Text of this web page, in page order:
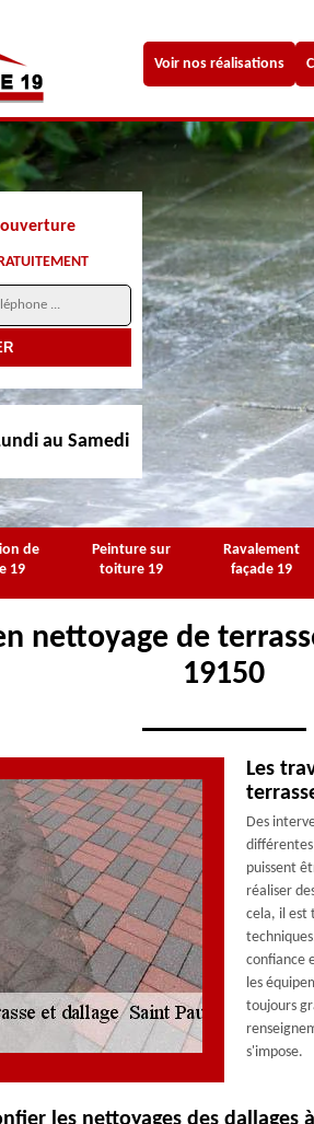
Voir nos réalisations
au Samedi
de
19
Peinture sur
toiture 19
Ravalement
façade 19
nettoyage de
19150
Les
Des
différentes
puissent
réaliser
cela, il est
confiance
les
toujours
s'impose.
les nettoyages des dallages